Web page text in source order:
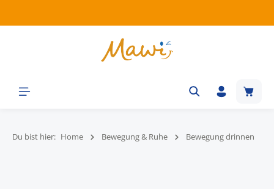
Du bist hier: Home Bewegung & Ruhe Bewegung drinnen